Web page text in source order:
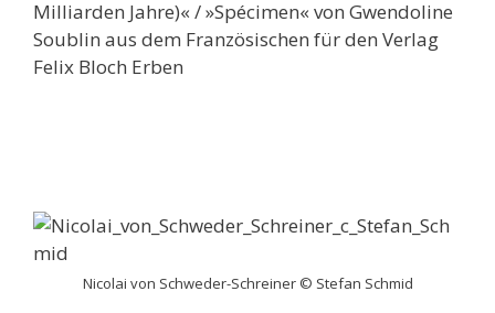
Milliarden Jahre)« / »Spécimen« von Gwendoline
Soublin aus dem Französischen für den Verlag
Felix Bloch Erben
Nicolai von Schweder-Schreiner © Stefan Schmid